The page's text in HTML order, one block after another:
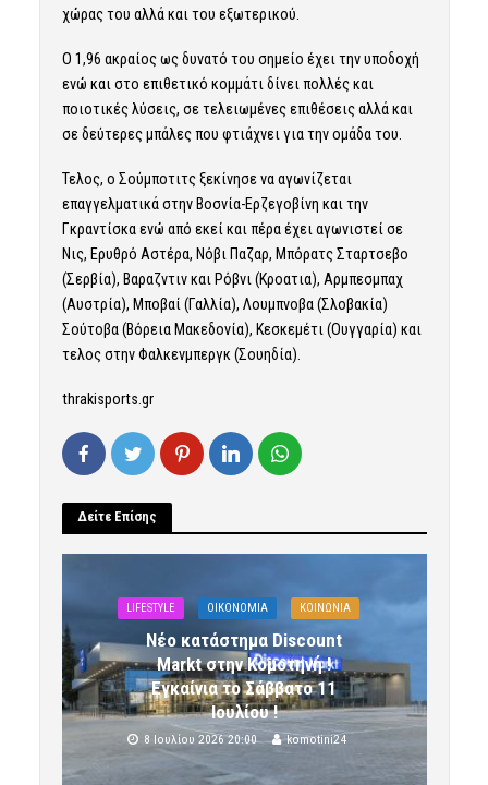
χώρας του αλλά και του εξωτερικού.
Ο 1,96 ακραίος ως δυνατό του σημείο έχει την υποδοχή
ενώ και στο επιθετικό κομμάτι δίνει πολλές και
ποιοτικές λύσεις, σε τελειωμένες επιθέσεις αλλά και
σε δεύτερες μπάλες που φτιάχνει για την ομάδα του.
Τελος, ο Σούμποτιτς ξεκίνησε να αγωνίζεται
επαγγελματικά στην Βοσνία-Ερζεγοβίνη και την
Γκραντίσκα ενώ από εκεί και πέρα έχει αγωνιστεί σε
Νις, Ερυθρό Αστέρα, Νόβι Παζαρ, Μπόρατς Σταρτσεβο
(Σερβία), Βαραζντιν και Ρόβνι (Κροατια), Αρμπεσμπαχ
(Αυστρία), Μποβαί (Γαλλία), Λουμπνοβα (Σλοβακία)
Σούτοβα (Βόρεια Μακεδονία), Κεσκεμέτι (Ουγγαρία) και
τελος στην Φαλκενμπεργκ (Σουηδία).
thrakisports.gr
Δείτε Επίσης
LIFESTYLE OIKONOMIA ΚΟΙΝΩΝΙΑ
Νέο κατάστημα Discount
Markt στην Κομοτηνή !
Εγκαίνια το Σάββατο 11
Ιουλίου !
8 Ιουλίου 2026 20:00 komotini24